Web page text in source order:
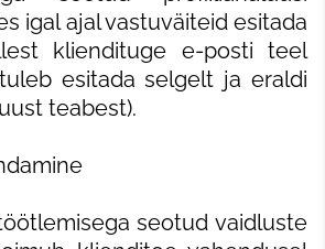
igal ajal vastuväiteid esitada
kliendituge e-posti teel
esitada selgelt ja eraldi
teabest).
seotud vaidluste